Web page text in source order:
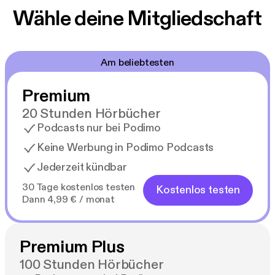
gesegnet, die alles in mir schwingen lässt. Und mit
ihm fängt mein Chaos erst so richtig an. Reise mit in
ihrer turbulenten Suche nach der Liebe und dem
Schotten fürs Herz.
Wähle deine Mitgliedschaft
Am beliebtesten
Premium
20 Stunden Hörbücher
Podcasts nur bei Podimo
Keine Werbung in Podimo Podcasts
Jederzeit kündbar
30 Tage kostenlos testen
Dann 4,99 € / monat
Kostenlos testen
Premium Plus
100 Stunden Hörbücher